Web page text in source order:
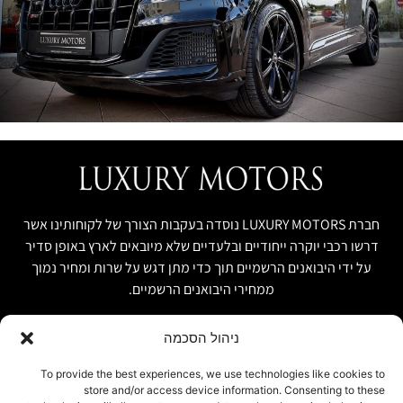
ניהול הסכמה
To provide the best experiences, we use technologies like cookies to
store and/or access device information. Consenting to these
חברת LUXURY MOTORS נוסדה בעקבות הצורך של לקוחותינו אשר
דרשו רכבי יוקרה ייחודיים ובלעדיים שלא מיובאים לארץ באופן סדיר
על ידי היבואנים הרשמיים תוך כדי מתן דגש על שרות ומחיר נמוך
ממחירי היבואנים הרשמיים.
אודות 074-7408590